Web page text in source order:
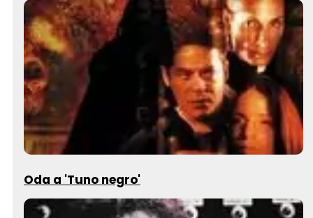
Oda a 'Tuno negro'